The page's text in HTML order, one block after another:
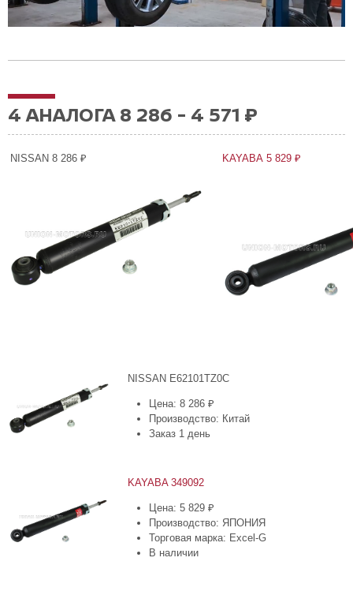
4 АНАЛОГА 8 286 - 4 571 ₽
NISSAN 8 286 ₽ KAYABA 5 829 ₽
NISSAN E62101TZ0C
Цена: 8 286 ₽
Производство: Китай
Заказ 1 день
KAYABA 349092
Цена: 5 829 ₽
Производство: ЯПОНИЯ
Торговая марка: Excel-G
В наличии